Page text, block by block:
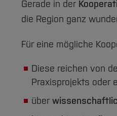
Gerade in der
die Region ganz
Für eine mögliche
Diese reichen von
Praxisprojekts oder
über